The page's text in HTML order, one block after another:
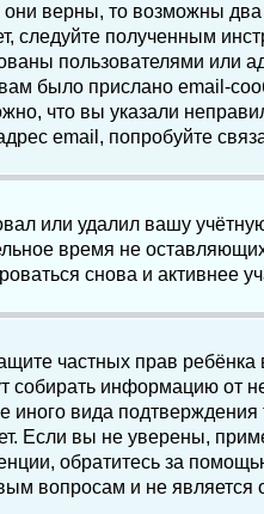
верны, то возможны
следуйте полученным
пользователями или
было прислано email-
что вы указали
email, попробуйте
или удалил вашу
время не
снова и активнее
частных прав ребёнка
информацию от
иного вида
Если вы не уверены,
обратитесь за
вопросам и не